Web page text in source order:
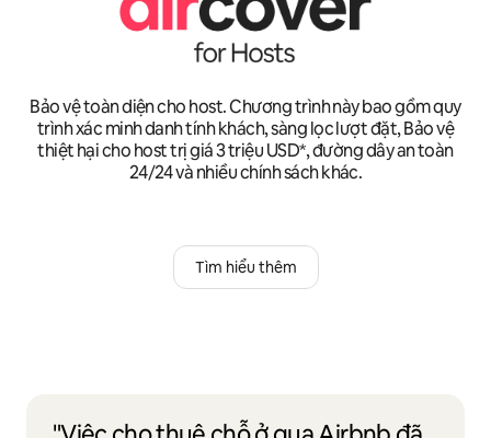
Bảo vệ toàn diện cho host. Chương trình này bao gồm quy
trình xác minh danh tính khách, sàng lọc lượt đặt, Bảo vệ
thiệt hại cho host trị giá 3 triệu USD*, đường dây an toàn
24/24 và nhiều chính sách khác.
Tìm hiểu thêm